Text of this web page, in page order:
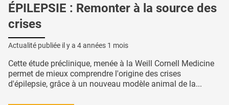
ÉPILEPSIE : Remonter à la source des
crises
Actualité publiée il y a 4 années 1 mois
Cette étude préclinique, menée à la Weill Cornell Medicine
permet de mieux comprendre l'origine des crises
d'épilepsie, grâce à un nouveau modèle animal de la...